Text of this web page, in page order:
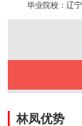
毕业院校：辽
林凤优势